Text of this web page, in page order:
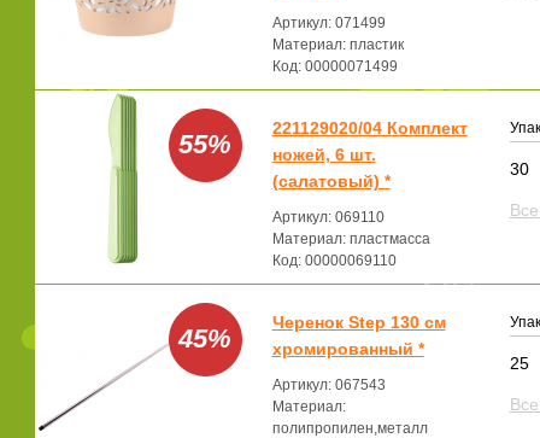
Артикул: 071499
Материал: пластик
Код: 00000071499
55%
221129020/04 Комплект
ножей, 6 шт.
(салатовый) *
Артикул: 069110
Материал: пластмасса
Код: 00000069110
30
45%
Черенок Step 130 см
хромированный *
Артикул: 067543
Материал:
полипропилен,металл
25